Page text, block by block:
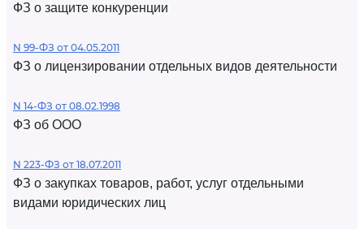
ФЗ о защите конкуренции
N 99-ФЗ от 04.05.2011
ФЗ о лицензировании отдельных видов деятельности
N 14-ФЗ от 08.02.1998
ФЗ об ООО
N 223-ФЗ от 18.07.2011
ФЗ о закупках товаров, работ, услуг отдельными
видами юридических лиц